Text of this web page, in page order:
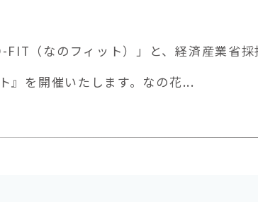
（なのフィット）」と、経済産業省採
を開催いたします。なの花...